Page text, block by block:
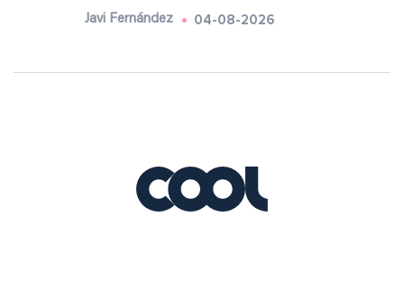
Javi Fernández 04-08-2026